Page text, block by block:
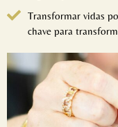
Transformar vidas
chave para